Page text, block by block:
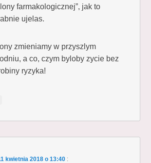
farmakologicznej”, jak to
ujelas.
zmieniamy w przyszlym
a co, czym byloby zycie bez
ryzyka!
kwietnia 2018 o 13:40 :